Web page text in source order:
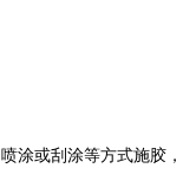
或刮涂等方式施胶